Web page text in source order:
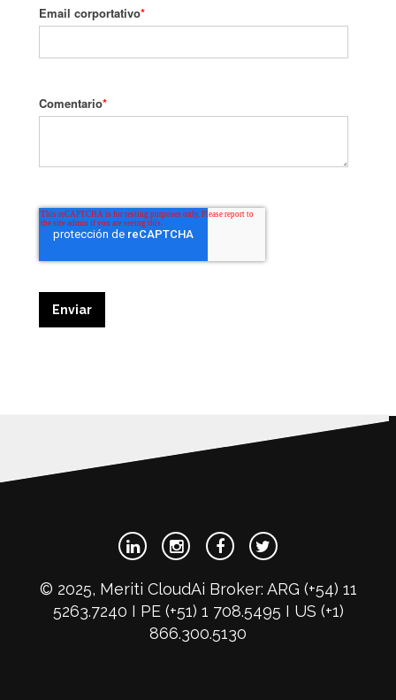
Email corportativo*
Comentario*
© 2025, Meriti CloudAi Broker: ARG (+54) 11
5263.7240 I PE (+51) 1 708.5495 I US (+1)
866.300.5130